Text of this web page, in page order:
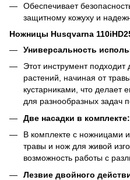
Обеспечивает
защитному кожуху и
Ножницы Husqvarna
Универсальность
Этот инструмент
растений, начиная от
кустарниками, что делает
для разнообразных задач
Две насадки в комплекте:
В комплекте с ножницами
травы и нож для живой
возможность работы с
Лезвие двойного